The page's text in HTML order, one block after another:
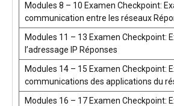
Modules 8 – 10 Examen Checkpoint:
communication entre les réseaux
Modules 11 – 13 Examen Checkpoint:
l’adressage IP Réponses
Modules 14 – 15 Examen Checkpoint:
communications des applications du
Modules 16 – 17 Examen Checkpoint: